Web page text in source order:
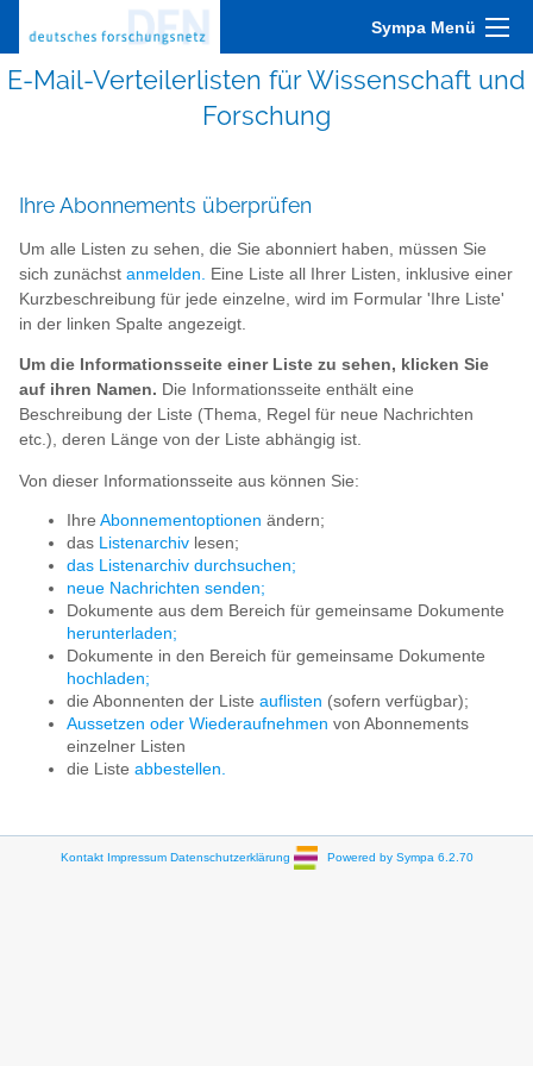
Sympa Menü
E-Mail-Verteilerlisten für Wissenschaft und
Forschung
Ihre Abonnements überprüfen
Um alle Listen zu sehen, die Sie abonniert haben, müssen Sie
sich zunächst anmelden.
Eine Liste all Ihrer Listen, inklusive einer
Kurzbeschreibung für jede einzelne, wird im Formular 'Ihre Liste'
in der linken Spalte angezeigt.
Um die Informationsseite einer Liste zu sehen, klicken Sie
auf ihren Namen. Die Informationsseite enthält eine
Beschreibung der Liste (Thema, Regel für neue Nachrichten
etc.), deren Länge von der Liste abhängig ist.
Von dieser Informationsseite aus können Sie:
Ihre Abonnementoptionen ändern;
das Listenarchiv lesen;
das Listenarchiv durchsuchen;
neue Nachrichten senden;
Dokumente aus dem Bereich für gemeinsame Dokumente
herunterladen;
Dokumente in den Bereich für gemeinsame Dokumente
hochladen;
die Abonnenten der Liste auflisten (sofern verfügbar);
Aussetzen oder Wiederaufnehmen von Abonnements
einzelner Listen
die Liste abbestellen.
Kontakt Impressum Datenschutzerklärung Powered by Sympa 6.2.70